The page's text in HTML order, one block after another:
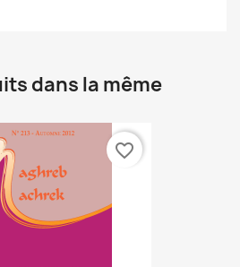
dans la même
favorite_border